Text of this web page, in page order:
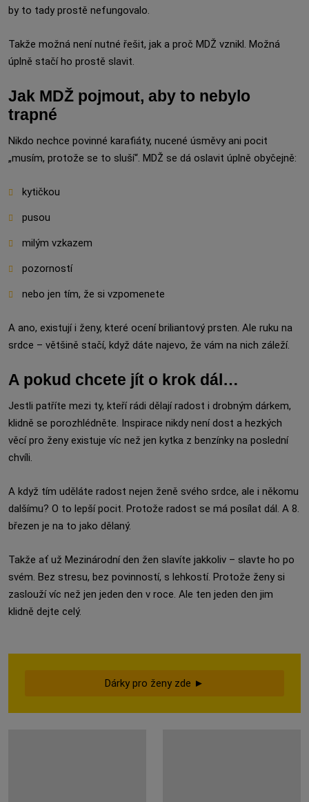
by to tady prostě nefungovalo.
Takže možná není nutné řešit, jak a proč MDŽ vznikl. Možná
úplně stačí ho prostě slavit.
Jak MDŽ pojmout, aby to nebylo
trapné
Nikdo nechce povinné karafiáty, nucené úsměvy ani pocit
„musím, protože se to sluší“. MDŽ se dá oslavit úplně obyčejně:
kytičkou
pusou
milým vzkazem
pozorností
nebo jen tím, že si vzpomenete
A ano, existují i ženy, které ocení briliantový prsten. Ale ruku na
srdce – většině stačí, když dáte najevo, že vám na nich záleží.
A pokud chcete jít o krok dál…
Jestli patříte mezi ty, kteří rádi dělají radost i drobným dárkem,
klidně se porozhlédněte. Inspirace nikdy není dost a hezkých
věcí pro ženy existuje víc než jen kytka z benzínky na poslední
chvíli.
A když tím uděláte radost nejen ženě svého srdce, ale i někomu
dalšímu? O to lepší pocit. Protože radost se má posílat dál. A 8.
březen je na to jako dělaný.
Takže ať už Mezinárodní den žen slavíte jakkoliv – slavte ho po
svém. Bez stresu, bez povinností, s lehkostí. Protože ženy si
zaslouží víc než jen jeden den v roce. Ale ten jeden den jim
klidně dejte celý.
Dárky pro ženy zde ►